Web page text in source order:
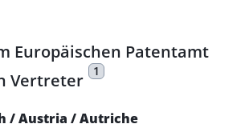
Europäischen Patentamt
Vertreter
1
/ Austria / Autriche